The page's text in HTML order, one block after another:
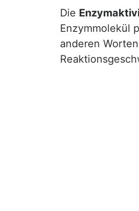
Die
Enzymmolekül
anderen